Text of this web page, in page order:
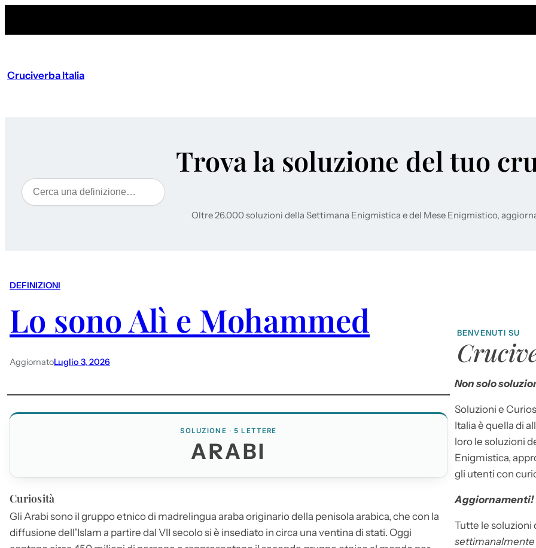
Cruciverba Italia
Trova la soluzione del tuo
Cerca
Oltre 26.000 soluzioni della Settimana Enigmistica e del Mese Enigmistico,
DEFINIZIONI
Lo sono Alì e Mohammed
AggiornatoLuglio 3, 2026
SOLUZIONE · 5 LETTERE
ARABI
Curiosità
Gli Arabi sono il gruppo etnico di madrelingua araba originario della penisola arabica, che con la
diffusione dell'Islam a partire dal VII secolo si è insediato in circa una ventina di stati. Oggi
BENVENUTI SU
Non solo
Soluzioni e
Italia è quella di
loro le soluzioni
Enigmistica,
gli utenti con
Aggiornamenti!
Tutte le soluzioni
settimanalmente